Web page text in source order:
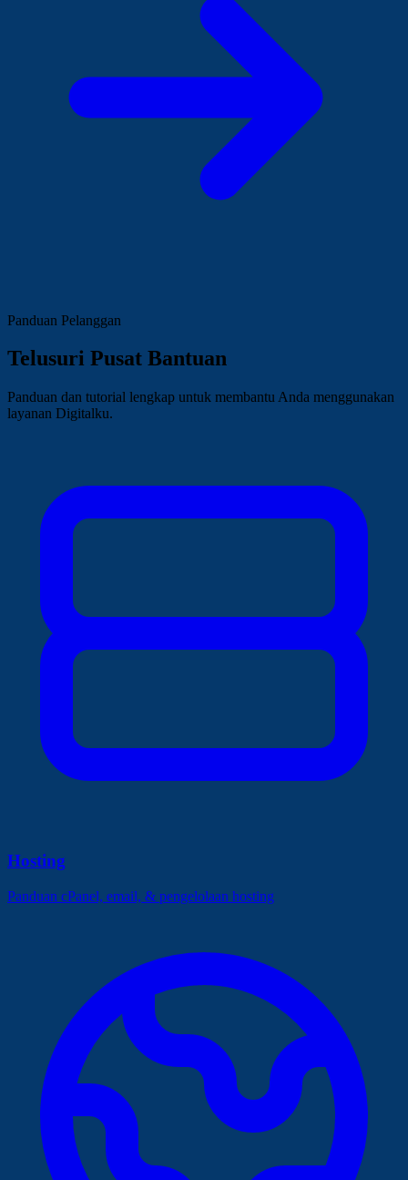
Panduan Pelanggan
Telusuri Pusat Bantuan
Panduan dan tutorial lengkap untuk membantu Anda menggunakan
layanan Digitalku.
Hosting
Panduan cPanel, email, & pengelolaan hosting